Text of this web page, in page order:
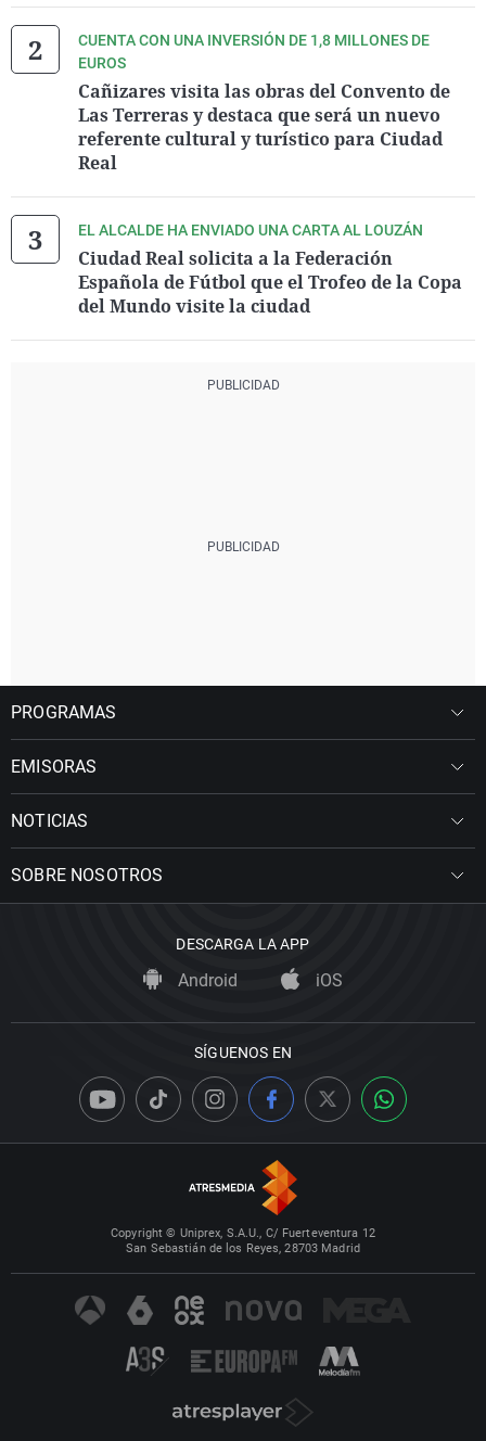
CUENTA CON UNA INVERSIÓN DE 1,8 MILLONES DE
EUROS
Cañizares visita las obras del Convento de
Las Terreras y destaca que será un nuevo
referente cultural y turístico para Ciudad
Real
EL ALCALDE HA ENVIADO UNA CARTA AL LOUZÁN
Ciudad Real solicita a la Federación
Española de Fútbol que el Trofeo de la Copa
del Mundo visite la ciudad
PROGRAMAS
EMISORAS
NOTICIAS
SOBRE NOSOTROS
DESCARGA LA APP
Android iOS
SÍGUENOS EN
Copyright © Uniprex, S.A.U., C/ Fuerteventura 12
San Sebastián de los Reyes, 28703 Madrid